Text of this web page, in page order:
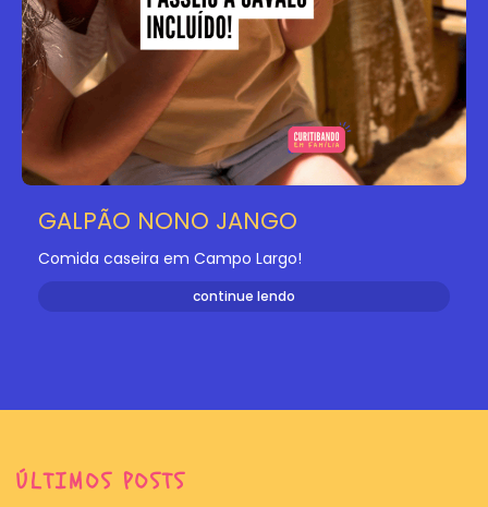
GALPÃO NONO JANGO
Comida caseira em Campo Largo!
continue lendo
ÚLTIMOS POSTS